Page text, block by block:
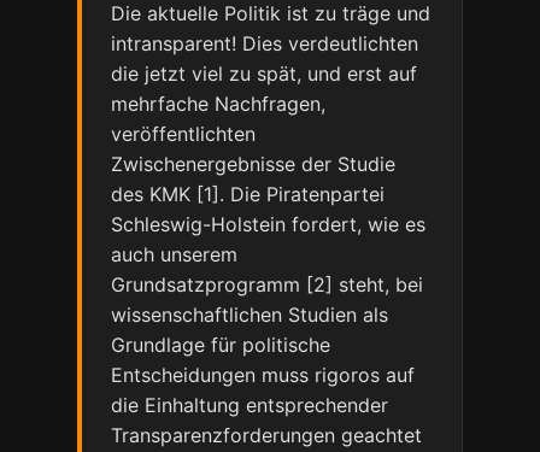
Die aktuelle Politik ist zu träge und
intransparent! Dies verdeutlichten
die jetzt viel zu spät, und erst auf
mehrfache Nachfragen,
veröffentlichten
Zwischenergebnisse der Studie
des KMK [1]. Die Piratenpartei
Schleswig-Holstein fordert, wie es
auch unserem
Grundsatzprogramm [2] steht, bei
wissenschaftlichen Studien als
Grundlage für politische
Entscheidungen muss rigoros auf
die Einhaltung entsprechender
Transparenzforderungen geachtet